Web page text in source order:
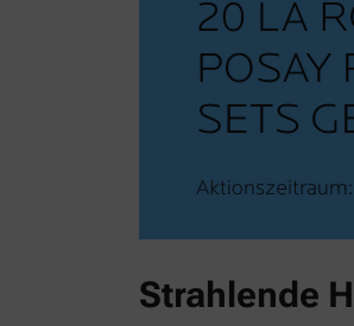
Strahlende